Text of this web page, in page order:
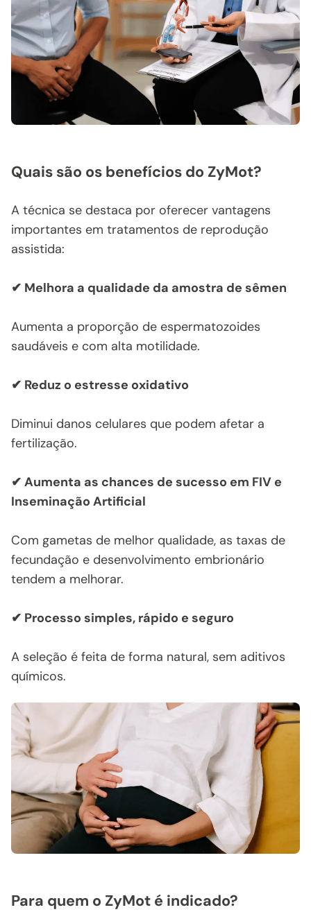
Quais são os benefícios do ZyMot?
A técnica se destaca por oferecer vantagens
importantes em tratamentos de reprodução
assistida:
✔ Melhora a qualidade da amostra de sêmen
Aumenta a proporção de espermatozoides
saudáveis e com alta motilidade.
✔ Reduz o estresse oxidativo
Diminui danos celulares que podem afetar a
fertilização.
✔ Aumenta as chances de sucesso em FIV e
Inseminação Artificial
Com gametas de melhor qualidade, as taxas de
fecundação e desenvolvimento embrionário
tendem a melhorar.
✔ Processo simples, rápido e seguro
A seleção é feita de forma natural, sem aditivos
químicos.
Para quem o ZyMot é indicado?